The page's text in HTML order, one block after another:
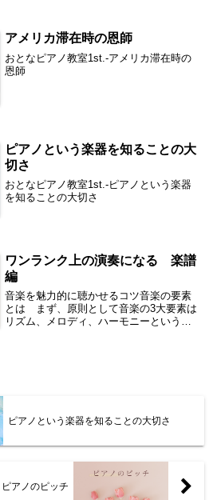
アメリカ滞在時の恩師
おとなピアノ教室1st.-アメリカ滞在時の
恩師
ピアノという楽器を知ることの大
切さ
おとなピアノ教室1st.-ピアノという楽器
を知ることの大切さ
ワンランク上の演奏になる 楽譜
編
音楽を魅力的に聴かせるコツ音楽の要素
とは まず、原則として音楽の3大要素は
リズム、メロディ、ハーモニーというこ
ピアノという楽器を知ることの大切さ
ピアノのピッチ